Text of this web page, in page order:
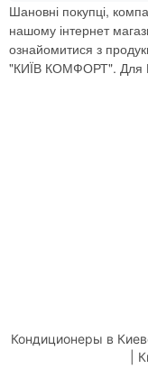
Шановні покупці,
нашому інтернет
ознайомитися з
"КИЇВ КОМФОРТ". Для
Кондиционеры в
|